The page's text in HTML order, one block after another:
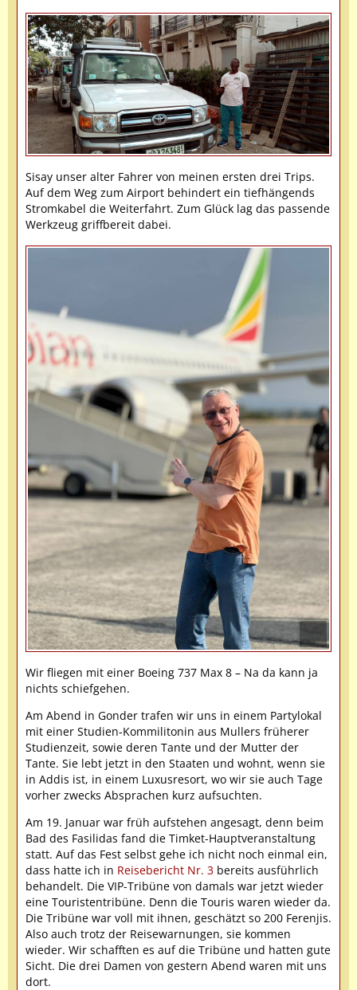
Sisay unser alter Fahrer von meinen ersten drei Trips.
Auf dem Weg zum Airport behindert ein tiefhängends
Stromkabel die Weiterfahrt. Zum Glück lag das passende
Werkzeug griffbereit dabei.
Wir fliegen mit einer Boeing 737 Max 8 – Na da kann ja
nichts schiefgehen.
Am Abend in Gonder trafen wir uns in einem Partylokal
mit einer Studien-Kommilitonin aus Mullers früherer
Studienzeit, sowie deren Tante und der Mutter der
Tante. Sie lebt jetzt in den Staaten und wohnt, wenn sie
in Addis ist, in einem Luxusresort, wo wir sie auch Tage
vorher zwecks Absprachen kurz aufsuchten.
Am 19. Januar war früh aufstehen angesagt, denn beim
Bad des Fasilidas fand die Timket-Hauptveranstaltung
statt. Auf das Fest selbst gehe ich nicht noch einmal ein,
dass hatte ich in Reisebericht Nr. 3 bereits ausführlich
behandelt. Die VIP-Tribüne von damals war jetzt wieder
eine Touristentribüne. Denn die Touris waren wieder da.
Die Tribüne war voll mit ihnen, geschätzt so 200 Ferenjis.
Also auch trotz der Reisewarnungen, sie kommen
wieder. Wir schafften es auf die Tribüne und hatten gute
Sicht. Die drei Damen von gestern Abend waren mit uns
dort.